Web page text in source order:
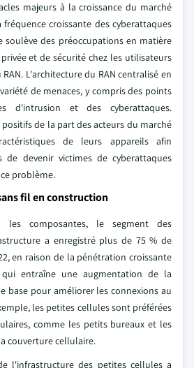
majeurs à la croissance du marché
fréquence croissante des cyberattaques
des préoccupations en matière
et de sécurité chez les utilisateurs
L'architecture du RAN centralisé en
de menaces, y compris des points
d'intrusion et des cyberattaques.
de la part des acteurs du marché
de leurs appareils afin
de devenir victimes de cyberattaques
problème.
fil en construction
composantes, le segment des
a enregistré plus de 75 % de
en raison de la pénétration croissante
entraîne une augmentation de la
base pour améliorer les connexions au
les petites cellules sont préférées
comme les petits bureaux et les
couverture cellulaire.
l'infrastructure des petites cellules a